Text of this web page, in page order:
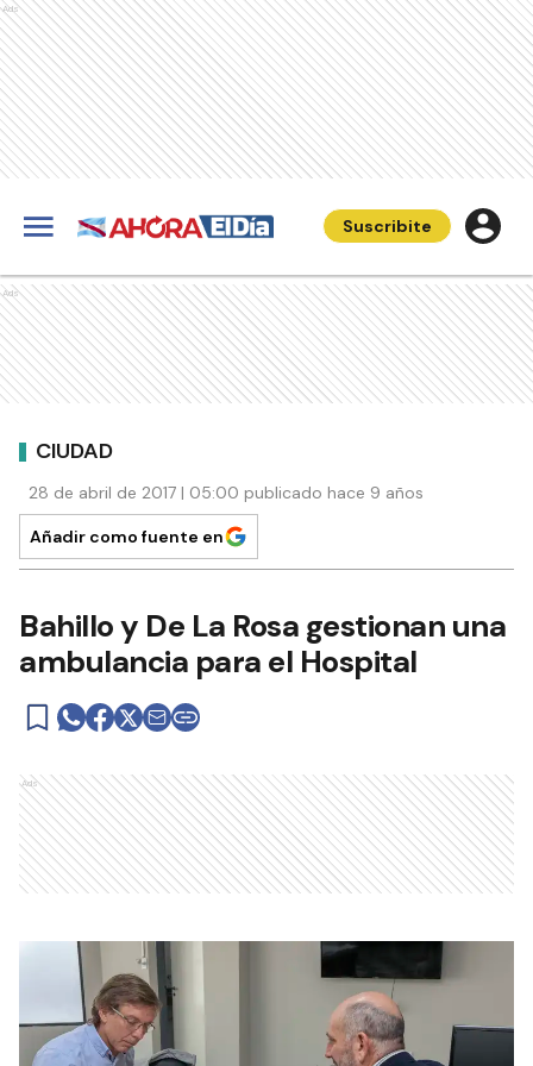
Ads
Suscribite
Ads
CIUDAD
28 de abril de 2017 | 05:00 publicado hace 9 años
Añadir como fuente en
Bahillo y De La Rosa gestionan una
ambulancia para el Hospital
Ads